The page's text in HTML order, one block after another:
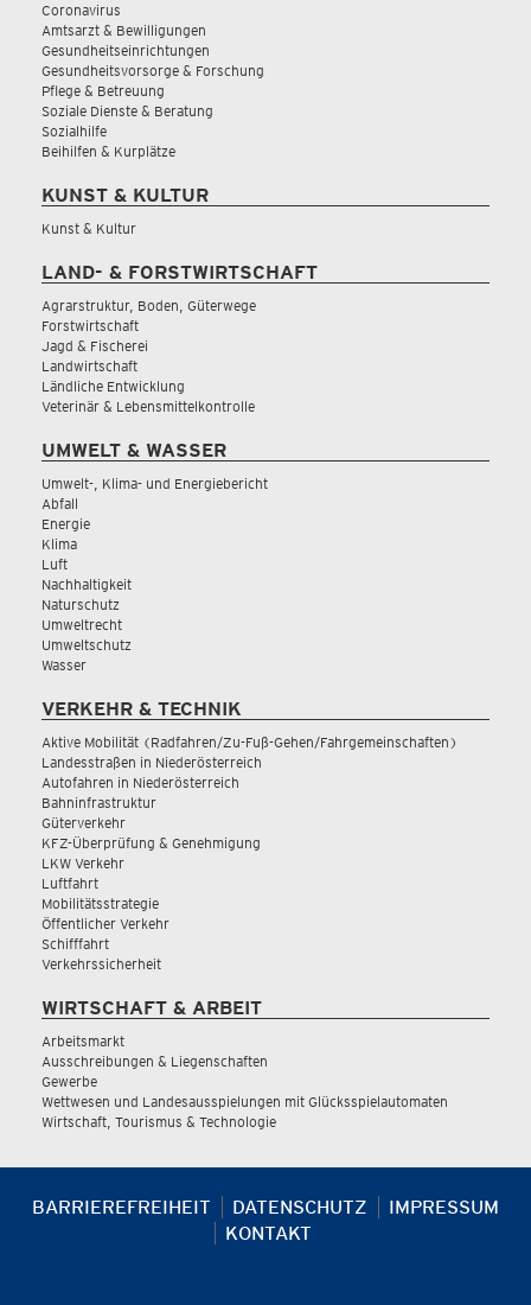
Coronavirus
Amtsarzt & Bewilligungen
Gesundheitseinrichtungen
Gesundheitsvorsorge & Forschung
Pflege & Betreuung
Soziale Dienste & Beratung
Sozialhilfe
Beihilfen & Kurplätze
KUNST & KULTUR
Kunst & Kultur
LAND- & FORSTWIRTSCHAFT
Agrarstruktur, Boden, Güterwege
Forstwirtschaft
Jagd & Fischerei
Landwirtschaft
Ländliche Entwicklung
Veterinär & Lebensmittelkontrolle
UMWELT & WASSER
Umwelt-, Klima- und Energiebericht
Abfall
Energie
Klima
Luft
Nachhaltigkeit
Naturschutz
Umweltrecht
Umweltschutz
Wasser
VERKEHR & TECHNIK
Aktive Mobilität (Radfahren/Zu-Fuß-Gehen/Fahrgemeinschaften)
Landesstraßen in Niederösterreich
Autofahren in Niederösterreich
Bahninfrastruktur
Güterverkehr
KFZ-Überprüfung & Genehmigung
LKW Verkehr
Luftfahrt
Mobilitätsstrategie
Öffentlicher Verkehr
Schifffahrt
Verkehrssicherheit
WIRTSCHAFT & ARBEIT
Arbeitsmarkt
Ausschreibungen & Liegenschaften
Gewerbe
Wettwesen und Landesausspielungen mit Glücksspielautomaten
Wirtschaft, Tourismus & Technologie
BARRIEREFREIHEIT DATENSCHUTZ
IMPRESSUM
KONTAKT